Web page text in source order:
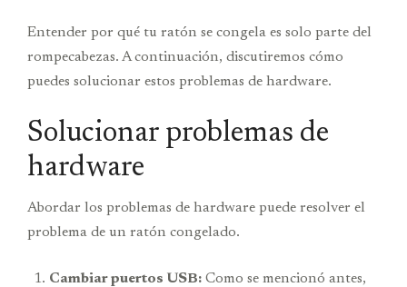
Entender por qué tu ratón se congela es solo parte del
rompecabezas. A continuación, discutiremos cómo
puedes solucionar estos problemas de hardware.
Solucionar problemas de
hardware
Abordar los problemas de hardware puede resolver el
problema de un ratón congelado.
Cambiar puertos USB: Como se mencionó antes,